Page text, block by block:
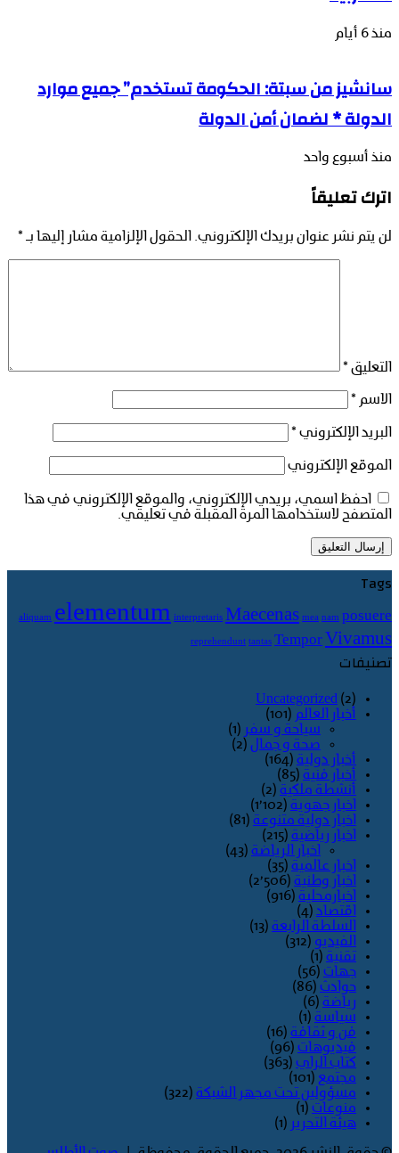
منذ 6 أيام
سانشيز من سبتة: الحكومة تستخدم” جميع موارد
الدولة * لضمان أمن الدولة
منذ أسبوع واحد
اترك تعليقاً
لن يتم نشر عنوان بريدك الإلكتروني. الحقول الإلزامية مشار إليها بـ *
التعليق *
الاسم *
البريد الإلكتروني *
الموقع الإلكتروني
احفظ اسمي، بريدي الإلكتروني، والموقع الإلكتروني في هذا
المتصفح لاستخدامها المرة المقبلة في تعليقي.
Tags
aliquam elementum interpretaris Maecenas mea nam posuere
reprehendunt tantas Tempor Vivamus
تصنيفات
Uncategorized (2)
أخبار العالم (101)
سياحة و سفر (1)
صحة و جمال (2)
أخبار دولية (164)
أخبار فنية (85)
أنشطة ملكية (2)
اخبار جهوية (1٬102)
اخبار دولية متنوعة (81)
اخبار رياضية (215)
اخبار الرياضة (43)
اخبار عالمية (35)
اخبار وطنية (2٬506)
اخبارمحلية (916)
اقتصاد (4)
السلطة الرابعة (13)
الفيديو (312)
تقنية (1)
جهات (56)
حوادث (86)
رياضة (6)
سياسة (1)
فن و ثقافة (16)
فيديوهات (96)
كتاب الراي (363)
مجتمع (101)
مسؤولين تحت مجهر الشبكة (322)
منوعات (1)
هيئة التحرير (1)